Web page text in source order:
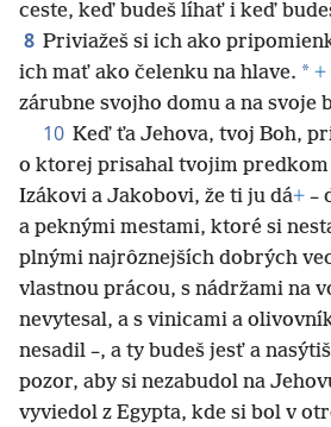
ceste, keď budeš líhať i keď
8 Priviažeš si ich ako
ich mať ako čelenku na hlave. * +
zárubne svojho domu a na svoje
10 Keď ťa Jehova, tvoj Boh,
o ktorej prisahal tvojim
Izákovi a Jakobovi, že ti ju dá+ –
a peknými mestami, ktoré si
plnými najrôznejších dobrých
vlastnou prácou, s nádržami na
nevytesal, a s vinicami a
nesadil –, a ty budeš jesť a
pozor, aby si nezabudol na
vyviedol z Egypta, kde si bol v